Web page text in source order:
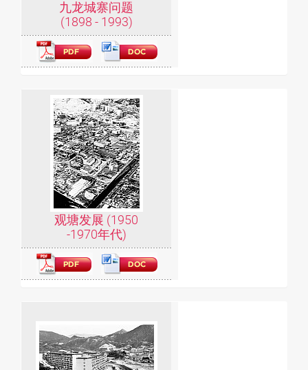
九龙城寨问题
(1898 - 1993)
观塘发展 (1950
-1970年代)